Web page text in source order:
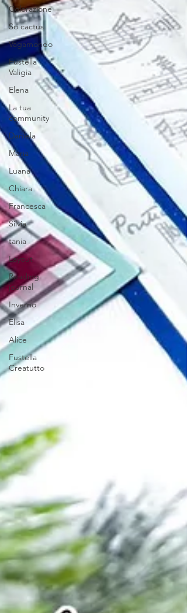
Colorazione
So cactus
Vagamondo
Fustella
Valigia
Elena
La tua
community
Daniela
Maria
Luana
Chiara
Francesca
Silvia
tania
Layout
Reading
journal
Inverno
Elisa
Alice
Fustella
Creatutto